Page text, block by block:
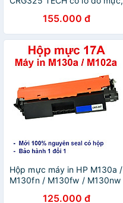
Canon LBP 6030 1.6K -
Hàng Nhập Khẩu
155.000 đ
Hộp mực máy in HP M130a /
M130fn / M130fw / M130nw
125.000 đ